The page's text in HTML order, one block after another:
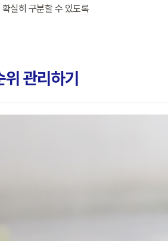
실히 구분할 수 있도록
위 관리하기